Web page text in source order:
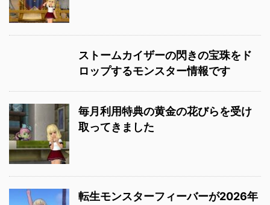
ストームカイザーの閃きの宝珠をド
ロップするモンスター情報です
毎月利用特典の黄金の花びらを受け
取ってきました
転生モンスターフィーバーが2026年